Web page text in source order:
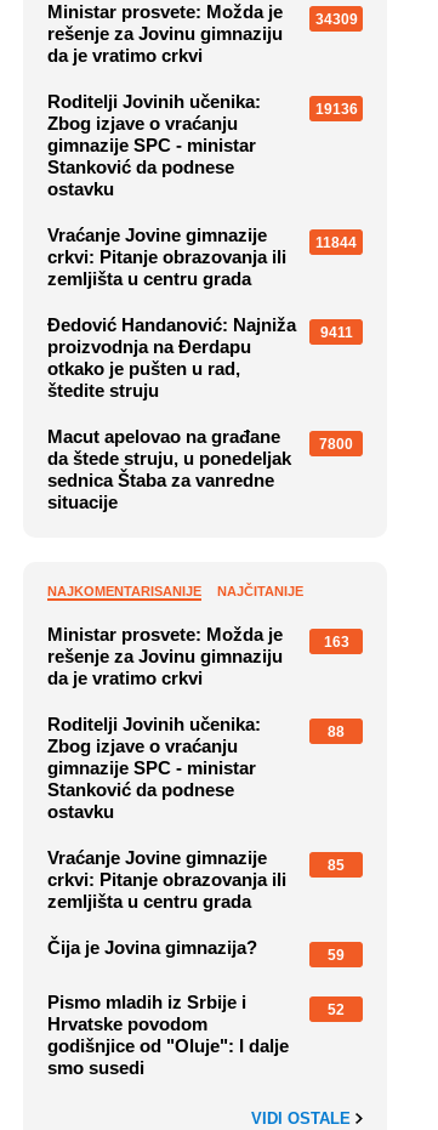
Ministar prosvete: Možda je
rešenje za Jovinu gimnaziju
da je vratimo crkvi
34309
Roditelji Jovinih učenika:
Zbog izjave o vraćanju
gimnazije SPC - ministar
Stanković da podnese
ostavku
19136
Vraćanje Jovine gimnazije
crkvi: Pitanje obrazovanja ili
zemljišta u centru grada
11844
Đedović Handanović: Najniža
proizvodnja na Đerdapu
otkako je pušten u rad,
štedite struju
9411
Macut apelovao na građane
da štede struju, u ponedeljak
sednica Štaba za vanredne
situacije
7800
NAJKOMENTARISANIJE NAJČITANIJE
Ministar prosvete: Možda je
rešenje za Jovinu gimnaziju
da je vratimo crkvi
163
Roditelji Jovinih učenika:
Zbog izjave o vraćanju
gimnazije SPC - ministar
Stanković da podnese
ostavku
88
Vraćanje Jovine gimnazije
crkvi: Pitanje obrazovanja ili
zemljišta u centru grada
85
Čija je Jovina gimnazija? 59
Pismo mladih iz Srbije i
Hrvatske povodom
godišnjice od "Oluje": I dalje
smo susedi
52
VIDI OSTALE